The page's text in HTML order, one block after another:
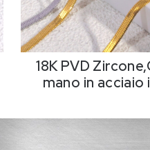
18K PVD
mano in acciaio